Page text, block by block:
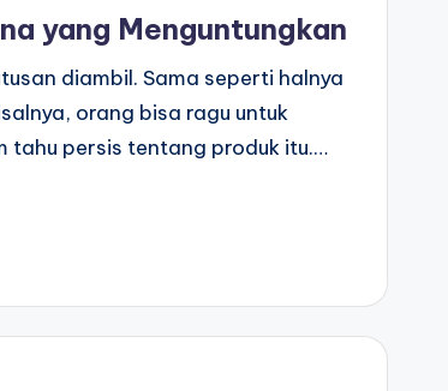
yang Menguntungkan
diambil. Sama seperti halnya
orang bisa ragu untuk
tahu persis tentang produk itu.…